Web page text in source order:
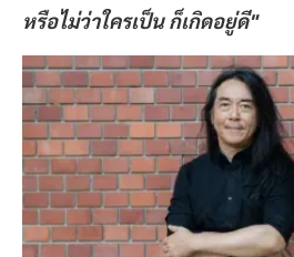
หรือไม่ว่าใครเป็น ก็เกิดอยู่ดี"